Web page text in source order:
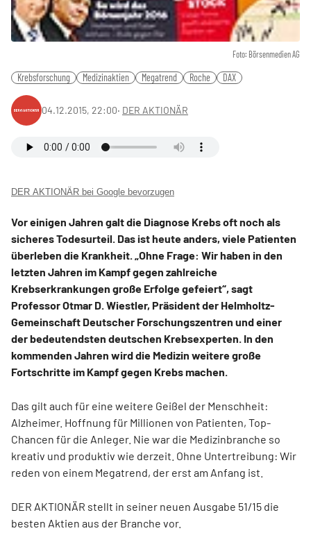
Foto: Börsenmedien AG
Krebsforschung Medizinaktien Megatrend Roche DAX
04.12.2015, 22:00‧ DER AKTIONÄR
DER AKTIONÄR bei Google bevorzugen
Vor einigen Jahren galt die Diagnose Krebs oft noch als
sicheres Todesurteil. Das ist heute anders, viele Patienten
überleben die Krankheit. „Ohne Frage: Wir haben in den
letzten Jahren im Kampf gegen zahlreiche
Krebserkrankungen große Erfolge gefeiert“, sagt
Professor Otmar D. Wiestler, Präsident der Helmholtz-
Gemeinschaft Deutscher Forschungszentren und einer
der bedeutendsten deutschen Krebsexperten. In den
kommenden Jahren wird die Medizin weitere große
Fortschritte im Kampf gegen Krebs machen.
Das gilt auch für eine weitere Geißel der Menschheit:
Alzheimer. Hoffnung für Millionen von Patienten, Top-
Chancen für die Anleger. Nie war die Medizinbranche so
kreativ und produktiv wie derzeit. Ohne Untertreibung: Wir
reden von einem Megatrend, der erst am Anfang ist.
DER AKTIONÄR stellt in seiner neuen Ausgabe 51/15 die
besten Aktien aus der Branche vor.